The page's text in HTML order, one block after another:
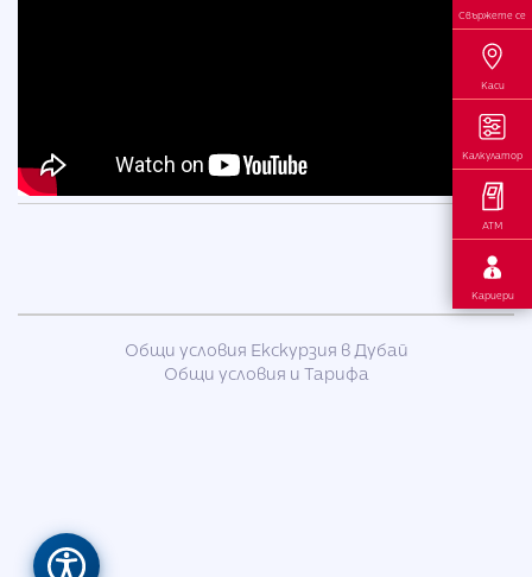
Свържете се
Каси
Калкулатор
АТМ
Кариери
Общи условия Екскурзия в Дубай
Общи условия и Тарифа